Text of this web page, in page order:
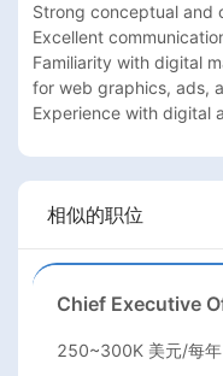
Strong conceptual and
Excellent
Familiarity with digital
for web graphics, ads,
Experience with digital
相似的职位
Chief Executive
250~300K 美元/每年